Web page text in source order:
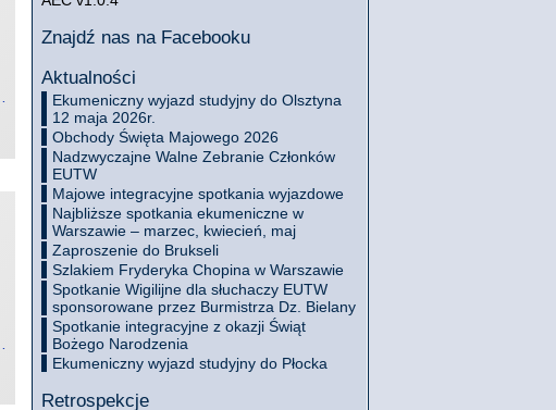
Znajdź nas na Facebooku
Aktualności
Ekumeniczny wyjazd studyjny do Olsztyna
12 maja 2026r.
Obchody Święta Majowego 2026
Nadzwyczajne Walne Zebranie Członków
EUTW
Majowe integracyjne spotkania wyjazdowe
Najbliższe spotkania ekumeniczne w
Warszawie – marzec, kwiecień, maj
Zaproszenie do Brukseli
Szlakiem Fryderyka Chopina w Warszawie
Spotkanie Wigilijne dla słuchaczy EUTW
sponsorowane przez Burmistrza Dz. Bielany
Spotkanie integracyjne z okazji Świąt
Bożego Narodzenia
Ekumeniczny wyjazd studyjny do Płocka
Retrospekcje